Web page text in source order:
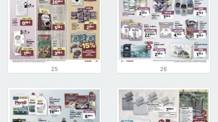
25 26